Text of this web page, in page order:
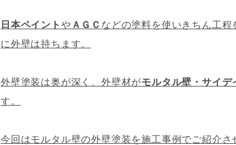
日本ペイント や ＡＧＣ などの塗料を使いきちん工
に外壁は持ちます。
外壁塗装は奥が深く、外壁材がモルタル壁・サイ
す。
今回はモルタル壁の外壁塗装を施工事例でご紹介さ